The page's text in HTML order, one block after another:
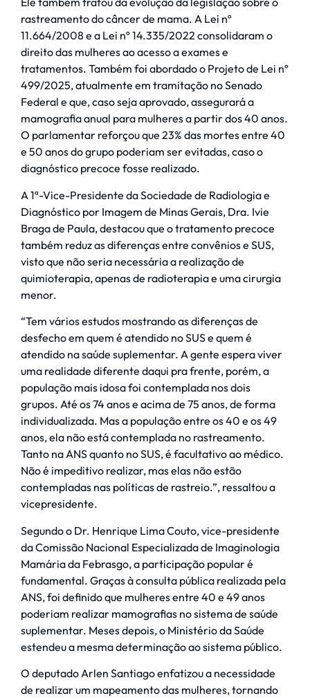
rastreamento do câncer de mama. A Lei nº
11.664/2008 e a Lei nº 14.335/2022 consolidaram o
direito das mulheres ao acesso a exames e
tratamentos. Também foi abordado o Projeto de Lei nº
499/2025, atualmente em tramitação no Senado
Federal e que, caso seja aprovado, assegurará a
mamografia anual para mulheres a partir dos 40 anos.
O parlamentar reforçou que 23% das mortes entre 40
e 50 anos do grupo poderiam ser evitadas, caso o
diagnóstico precoce fosse realizado.
A 1ª-Vice-Presidente da Sociedade de Radiologia e
Diagnóstico por Imagem de Minas Gerais, Dra. Ivie
Braga de Paula, destacou que o tratamento precoce
também reduz as diferenças entre convênios e SUS,
visto que não seria necessária a realização de
quimioterapia, apenas de radioterapia e uma cirurgia
menor.
“Tem vários estudos mostrando as diferenças de
desfecho em quem é atendido no SUS e quem é
atendido na saúde suplementar. A gente espera viver
uma realidade diferente daqui pra frente, porém, a
população mais idosa foi contemplada nos dois
grupos. Até os 74 anos e acima de 75 anos, de forma
individualizada. Mas a população entre os 40 e os 49
anos, ela não está contemplada no rastreamento.
Tanto na ANS quanto no SUS, é facultativo ao médico.
Não é impeditivo realizar, mas elas não estão
contempladas nas políticas de rastreio.”, ressaltou a
vicepresidente.
Segundo o Dr. Henrique Lima Couto, vice-presidente
da Comissão Nacional Especializada de Imaginologia
Mamária da Febrasgo, a participação popular é
fundamental. Graças à consulta pública realizada pela
ANS, foi definido que mulheres entre 40 e 49 anos
poderiam realizar mamografias no sistema de saúde
suplementar. Meses depois, o Ministério da Saúde
estendeu a mesma determinação ao sistema público.
O deputado Arlen Santiago enfatizou a necessidade
de realizar um mapeamento das mulheres, tornando